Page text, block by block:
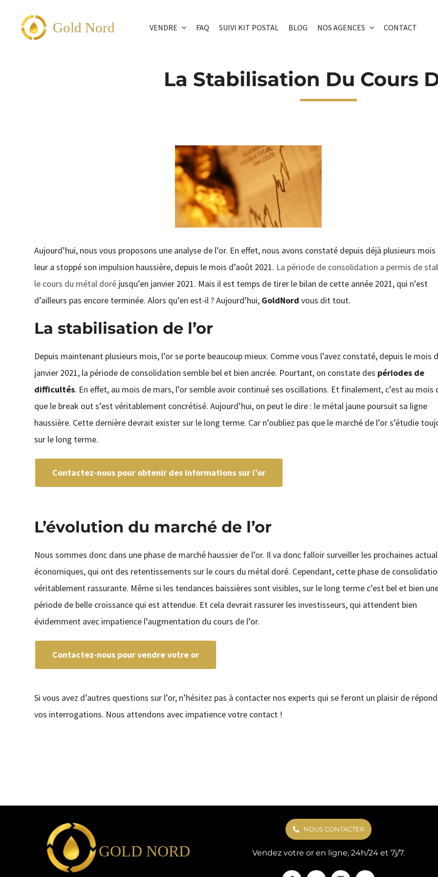
contenu
Gold Nord VENDRE FAQ SUIVI KIT POSTAL BLOG NOS AGENCES CONTACT
La Stabilisation Du Cours
Aujourd’hui, nous vous proposons une analyse de l’or. En effet, nous avons constaté depuis déjà plusieurs mois
leur a stoppé son impulsion haussière, depuis le mois d’août 2021. La période de consolidation a permis de
le cours du métal doréjusqu’en janvier 2021. Mais il est temps de tirer le bilan de cette année 2021, qui n’est
d’ailleurs pas encore terminée. Alors qu’en est-il ? Aujourd’hui, GoldNord vous dit tout.
La stabilisation de l’or
Depuis maintenant plusieurs mois, l’or se porte beaucoup mieux. Comme vous l’avez constaté, depuis le mois
janvier 2021, la période de consolidation semble bel et bien ancrée. Pourtant, on constate des périodes de
difficultés. En effet, au mois de mars, l’or semble avoir continué ses oscillations. Et finalement, c’est au mois
que le break out s’est véritablement concrétisé. Aujourd’hui, on peut le dire : le métal jaune poursuit sa ligne
haussière. Cette dernière devrait exister sur le long terme. Car n’oubliez pas que le marché de l’or s’étudie
sur le long terme.
Contactez-nous pour obtenir des informations sur l’or
L’évolution du marché de l’or
Nous sommes donc dans une phase de marché haussier de l’or. Il va donc falloir surveiller les prochaines
économiques, qui ont des retentissements sur le cours du métal doré. Cependant, cette phase de
véritablement rassurante. Même si les tendances baissières sont visibles, sur le long terme c’est bel et bien
période de belle croissance qui est attendue. Et cela devrait rassurer les investisseurs, qui attendent bien
évidemment avec impatience l’augmentation du cours de l’or.
Contactez-nous pour vendre votre or
Si vous avez d’autres questions sur l’or, n’hésitez pas à contacter nos experts qui se feront un plaisir de
vos interrogations. Nous attendons avec impatience votre contact !
GOLD NORD
NOUS CONTACTER
Vendez votre or en ligne, 24h/24 et 7j/7.